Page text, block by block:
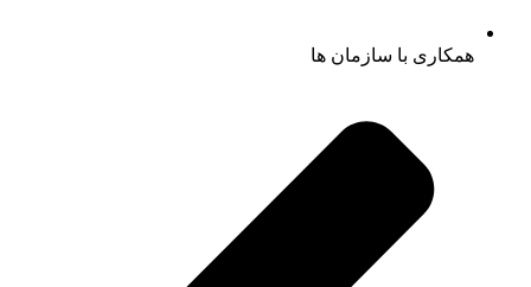
همکاری با سازمان ها